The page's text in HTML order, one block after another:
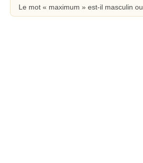
Le mot « maximum » est-il masculin